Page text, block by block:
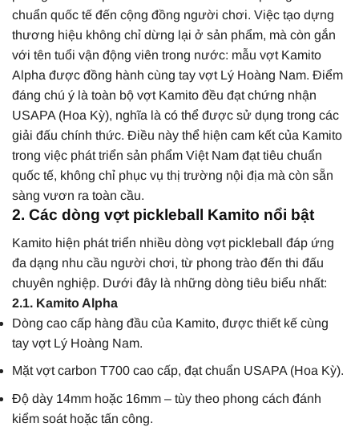
chuẩn quốc tế đến cộng đồng người chơi. Việc tạo dựng
thương hiệu không chỉ dừng lại ở sản phẩm, mà còn gắn
với tên tuổi vận động viên trong nước: mẫu vợt Kamito
Alpha được đồng hành cùng tay vợt Lý Hoàng Nam. Điểm
đáng chú ý là toàn bộ vợt Kamito đều đạt chứng nhận
USAPA (Hoa Kỳ), nghĩa là có thể được sử dụng trong các
giải đấu chính thức. Điều này thể hiện cam kết của Kamito
trong việc phát triển sản phẩm Việt Nam đạt tiêu chuẩn
quốc tế, không chỉ phục vụ thị trường nội địa mà còn sẵn
sàng vươn ra toàn cầu.
2. Các dòng vợt pickleball Kamito nổi bật
Kamito hiện phát triển nhiều dòng vợt pickleball đáp ứng
đa dạng nhu cầu người chơi, từ phong trào đến thi đấu
chuyên nghiệp. Dưới đây là những dòng tiêu biểu nhất:
2.1. Kamito Alpha
Dòng cao cấp hàng đầu của Kamito, được thiết kế cùng
tay vợt Lý Hoàng Nam.
Mặt vợt carbon T700 cao cấp, đạt chuẩn USAPA (Hoa Kỳ).
Độ dày 14mm hoặc 16mm – tùy theo phong cách đánh
kiểm soát hoặc tấn công.